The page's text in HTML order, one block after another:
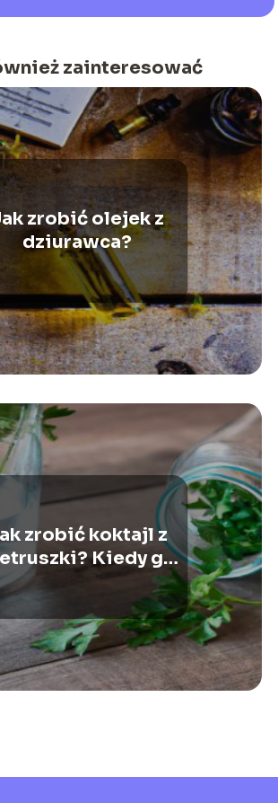
zainteresować
zrobić olejek z
dziurawca?
zrobić koktajl z
Kiedy go
zażywać?